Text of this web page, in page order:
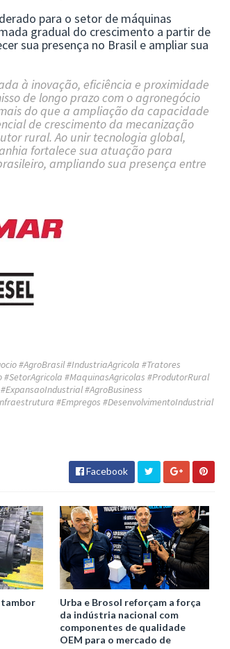
para o setor de máquinas
gradual do crescimento a partir de
sua presença no Brasil e ampliar sua
à inovação, eficiência e proximidade
de longo prazo com o agronegócio
do que a ampliação da capacidade
de crescimento da mecanização
rural. Ao unir tecnologia global,
fortalece sua atuação para
ampliando sua presença entre
#AgroBrasil #IndustriaAgricola #Tratores
#MaquinasAgricolas #ProdutorRural
#AgroBusiness
#Empregos #DesenvolvimentoIndustrial
Facebook
Urba e Brosol reforçam a força
da indústria nacional com
componentes de qualidade
OEM para o mercado de